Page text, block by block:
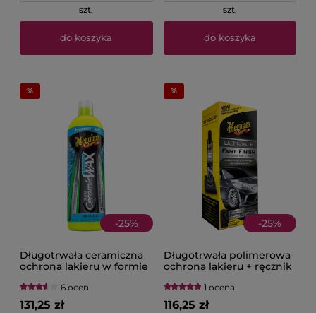
szt.
do koszyka
szt.
do koszyka
-25%
Długotrwała ceramiczna
ochrona lakieru w formie
473 ML MEGUIAR'S Hybrid
Ceramic Liquid Wax
6 ocen
131,25 zł
-25%
Długotrwała polimerowa
ochrona lakieru + ręcznik
MEGUIAR'S Ultimate Fast
Finish
1 ocena
116,25 zł